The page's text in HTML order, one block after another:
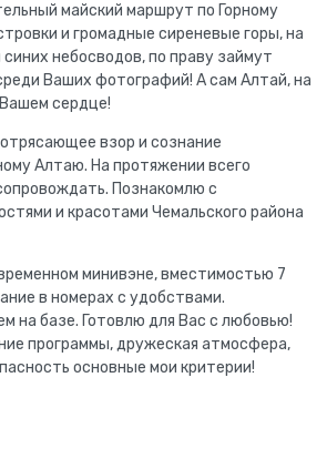
майский маршрут по Горному
и громадные сиреневые горы, на
небосводов, по праву займут
Ваших фотографий! А сам Алтай, на
сердце!
взор и сознание
Алтаю. На протяжении всего
Познакомлю с
и красотами Чемальского района
минивэне, вместимостью 7
в номерах с удобствами.
на базе. Готовлю для Вас с любовью!
программы, дружеская атмосфера,
основные мои критерии!